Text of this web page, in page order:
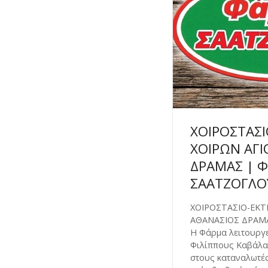
ΧΟΙΡΩΝ
ΔΡΑΜΑΣ |
ΧΟΙΡΟΣΤΑΣΙΟ-
ΑΘΑΝΑΣΙΟΣ
Η Φάρμα
Φιλίππους
στους